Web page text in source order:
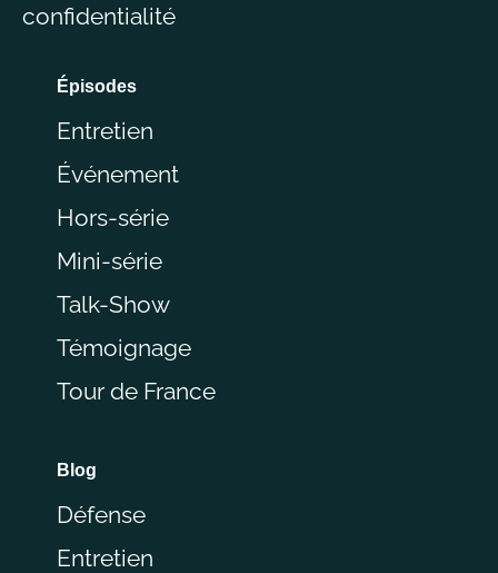
confidentialité
Épisodes
Entretien
Événement
Hors-série
Mini-série
Talk-Show
Témoignage
Tour de France
Blog
Défense
Entretien